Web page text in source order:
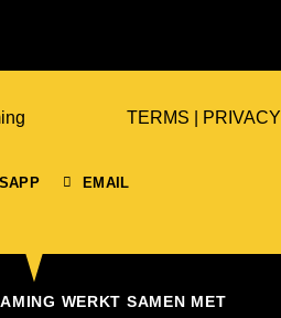
EMAIL
TERMS PRIVACY
WERKT SAMEN MET